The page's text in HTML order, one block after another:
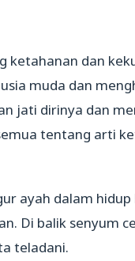
ketahanan dan
muda dan
jati dirinya dan
tentang arti
ayah dalam
Di balik senyum
teladani.